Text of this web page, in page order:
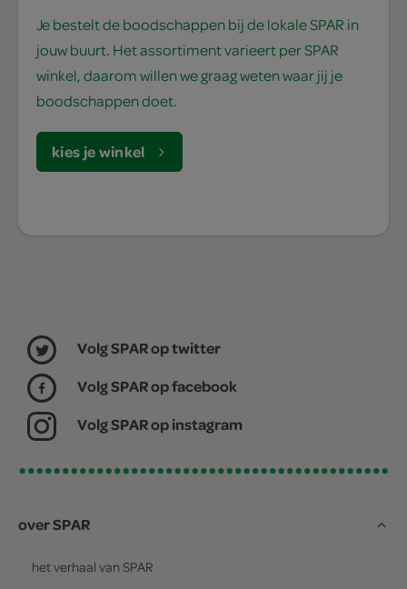
Je bestelt de boodschappen bij de lokale SPAR in
jouw buurt. Het assortiment varieert per SPAR
winkel, daarom willen we graag weten waar jij je
boodschappen doet.
kies je winkel
Volg SPAR op twitter
Volg SPAR op facebook
Volg SPAR op instagram
over SPAR
het verhaal van SPAR